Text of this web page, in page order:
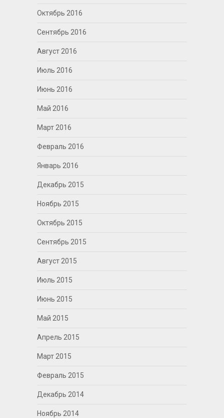
Октябрь 2016
Сентябрь 2016
Август 2016
Июль 2016
Июнь 2016
Май 2016
Март 2016
Февраль 2016
Январь 2016
Декабрь 2015
Ноябрь 2015
Октябрь 2015
Сентябрь 2015
Август 2015
Июль 2015
Июнь 2015
Май 2015
Апрель 2015
Март 2015
Февраль 2015
Декабрь 2014
Ноябрь 2014